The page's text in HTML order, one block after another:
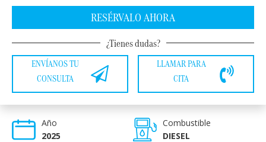
RESÉRVALO AHORA
¿Tienes dudas?
ENVÍANOS TU
CONSULTA
LLAMAR PARA
CITA
Año
2025
Combustible
DIESEL